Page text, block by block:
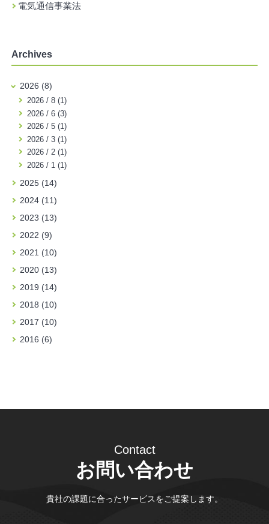
電気通信事業法
Archives
2026 (8)
2026 / 8 (1)
2026 / 6 (3)
2026 / 5 (1)
2026 / 3 (1)
2026 / 2 (1)
2026 / 1 (1)
2025 (14)
2024 (11)
2023 (13)
2022 (9)
2021 (10)
2020 (13)
2019 (14)
2018 (10)
2017 (10)
2016 (6)
Contact
お問い合わせ
貴社の課題に合ったサービスをご提案します。